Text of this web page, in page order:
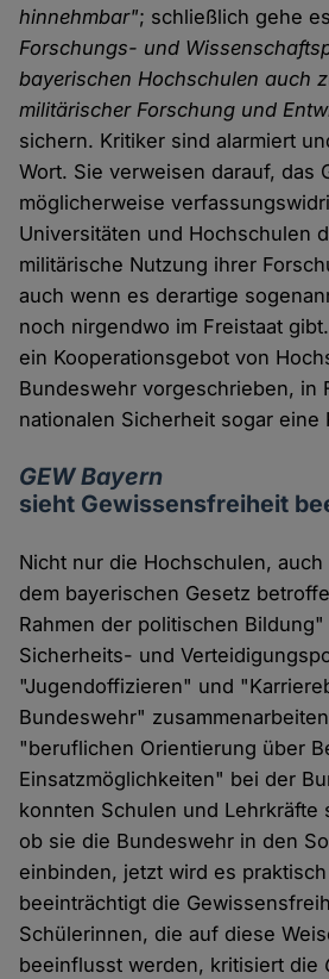
hinnehmbar"; schließlich gehe
Forschungs- und
bayerischen Hochschulen auch
militärischer Forschung und
sichern. Kritiker sind alarmiert
Wort. Sie verweisen darauf, das
möglicherweise
Universitäten und Hochschulen
militärische Nutzung ihrer
auch wenn es derartige
noch nirgendwo im Freistaat
ein Kooperationsgebot von
Bundeswehr vorgeschrieben, in
nationalen Sicherheit sogar eine
GEW Bayern
sieht Gewissensfreiheit
Nicht nur die Hochschulen,
dem bayerischen Gesetz
Rahmen der politischen
Sicherheits- und
"Jugendoffizieren" und
Bundeswehr"
"beruflichen Orientierung über
Einsatzmöglichkeiten" bei der
konnten Schulen und Lehrkräfte
ob sie die Bundeswehr in den
einbinden, jetzt wird es
beeinträchtigt die
Schülerinnen, die auf diese
beeinflusst werden, kritisiert die